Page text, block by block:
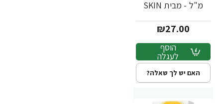
מ"ל - מבית SKIN
₪27.00
הוסף
לעגלה
האם יש לך שאלה?